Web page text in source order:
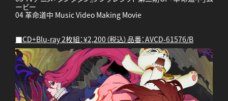
ービー
04 革命道中 Music Video Making Movie
■CD+Blu-ray 2枚組：¥2,200（税込）品番：AVCD-61576/B